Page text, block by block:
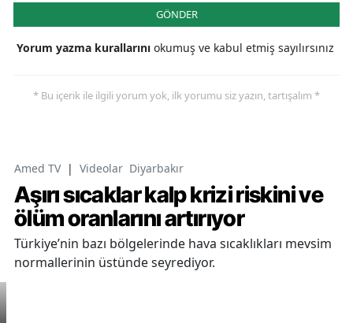
GÖNDER
Yorum yazma kurallarını okumuş ve kabul etmiş sayılırsınız
* Bu içerik ile ilgili yorum yok, ilk yorumu siz yazın, tartışalım *
Amed TV | Videolar Diyarbakır
Aşırı sıcaklar kalp krizi riskini ve
ölüm oranlarını artırıyor
Türkiye’nin bazı bölgelerinde hava sıcaklıkları mevsim
normallerinin üstünde seyrediyor.